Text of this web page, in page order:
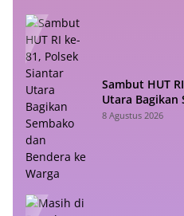
Sambut HUT
Utara Bagikan
Warga
8 Agustus 2026